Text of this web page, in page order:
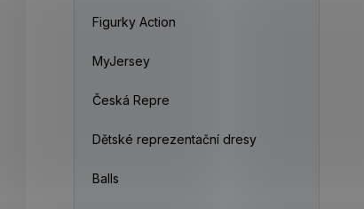
Figurky Action
MyJersey
Česká Repre
Dětské reprezentační dresy
Balls